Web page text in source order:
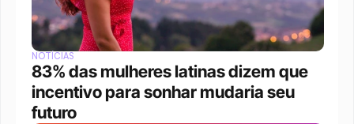
NOTÍCIAS
83% das mulheres latinas dizem que
incentivo para sonhar mudaria seu
futuro